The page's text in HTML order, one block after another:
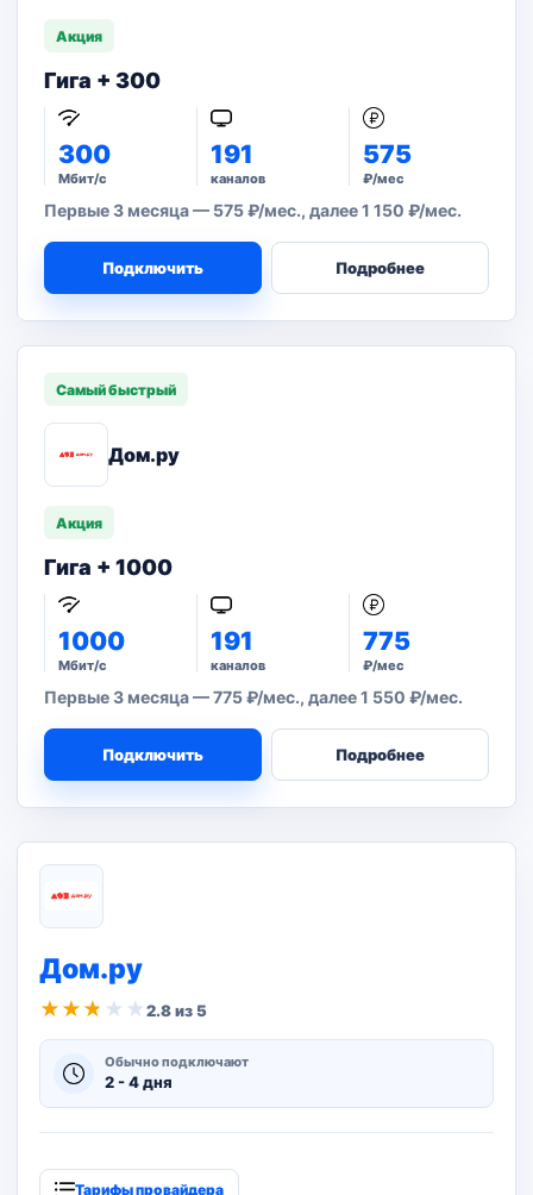
Акция
Гига + 300
300
Мбит/с
191
каналов
575
₽/мес
Первые 3 месяца — 575 ₽/мес., далее 1 150 ₽/мес.
Подключить Подробнее
Самый быстрый
Дом.ру
Акция
Гига + 1000
1000
Мбит/с
191
каналов
775
₽/мес
Первые 3 месяца — 775 ₽/мес., далее 1 550 ₽/мес.
Подключить Подробнее
Дом.ру
★ ★ ★ ★ ★2.8 из 5
Обычно подключают
2 - 4 дня
Тарифы провайдера